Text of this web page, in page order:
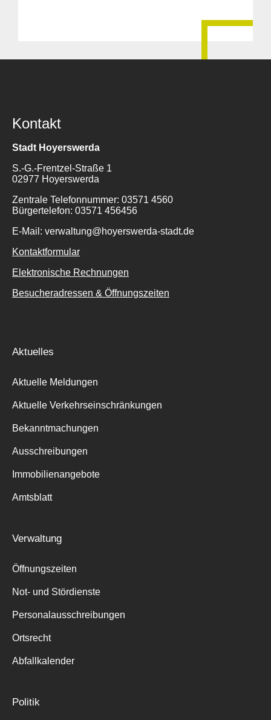
Kontakt
Stadt Hoyerswerda
S.-G.-Frentzel-Straße 1
02977 Hoyerswerda
Zentrale Telefonnummer: 03571 4560
Bürgertelefon: 03571 456456
E-Mail: verwaltung@hoyerswerda-stadt.de
Kontaktformular
Elektronische Rechnungen
Besucheradressen & Öffnungszeiten
Aktuelles
Aktuelle Meldungen
Aktuelle Verkehrseinschränkungen
Bekanntmachungen
Ausschreibungen
Immobilienangebote
Amtsblatt
Verwaltung
Öffnungszeiten
Not- und Stördienste
Personalausschreibungen
Ortsrecht
Abfallkalender
Politik